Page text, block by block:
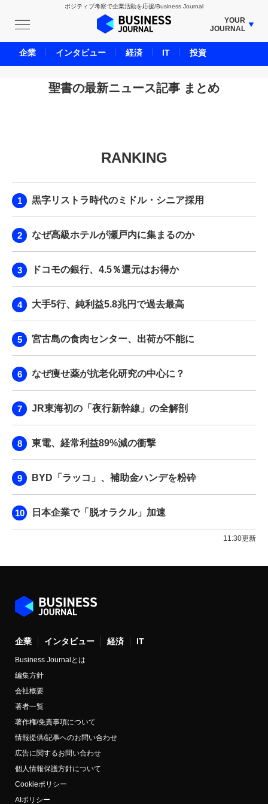
ポジティブ考察で企業活動を応援/Business Journal
YOUR
JOURNAL
BUSINESS JOURNAL
UNICORN JOURNAL
CARBON CREDITS JOURNAL
LIFE ENDING JOURNAL
BPaaS JOURNAL
聖書の最新ニュース記事 まとめ
RANKING
黒字リストラ時代のミドル・シニア採用
なぜ高級ホテルが瀬戸内に集まるのか
ドコモの銀行、4.5％還元はお得か
大手5行、純利益5.8兆円で過去最高
宮古島の食肉センター、出荷が不能に
なぜ痩せ薬が抗老化研究の中心に？
JR東海初の「夜行新幹線」の全解剖
東電、経常利益89%減の衝撃
BYD「ラッコ」、補助金ハンデを粉砕
日本企業で「脱オラクル」加速
11:30更新
企業 インタビュー 経済 IT
Business Journalとは
編集方針
会社概要
著者一覧
著作権/免責事項について
情報提供/記事へのお問い合わせ
広告に関するお問い合わせ
個人情報保護方針について
Cookieポリシー
AIポリシー
企業 インタビュー 経済 IT 投資